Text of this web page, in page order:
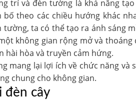
trívà đèn tường là khả năng
theo các chiều hướng khác
ta có thể tạo ra ánh sáng
không gian rộng mở và
hài hòa và truyền cảm hứng.
mang lại lợi ích về chức năng
chung cho không gian.
đèn cây